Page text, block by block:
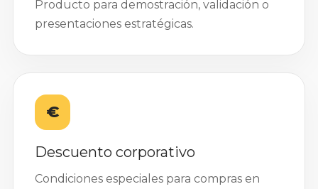
Producto para demostración, validación o
presentaciones estratégicas.
€
Descuento corporativo
Condiciones especiales para compras en